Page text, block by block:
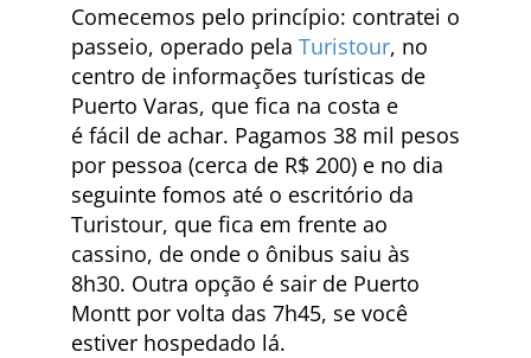
Comecemos pelo princípio: contratei o
passeio, operado pela Turistour, no
centro de informações turísticas de
Puerto Varas, que fica na costa e
é fácil de achar. Pagamos 38 mil pesos
por pessoa (cerca de R$ 200) e no dia
seguinte fomos até o escritório da
Turistour, que fica em frente ao
cassino, de onde o ônibus saiu às
8h30. Outra opção é sair de Puerto
Montt por volta das 7h45, se você
estiver hospedado lá.